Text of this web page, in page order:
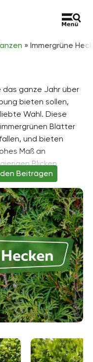
» Immergrüne
das ganze Jahr über
bieten sollen,
Wahl. Diese
Blätter
und bieten
Maß an
Blicken.
gehören
Aussehen. Ob
– diese Pflanzen
das ganze
auch in der kalten
wirkt warm und
nur ein
sondern erfüllen
Sie sind ideale
Blicken
gegen Straßenlärm
Beiträgen